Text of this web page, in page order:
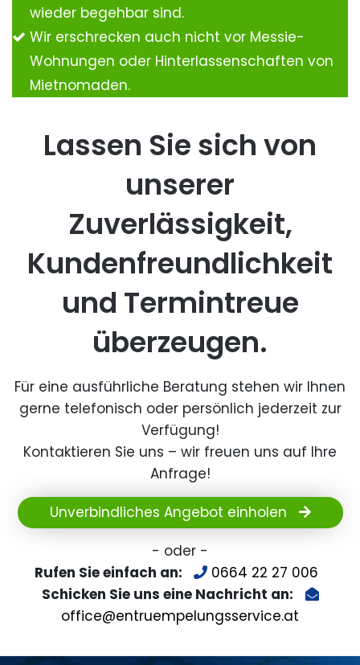
wieder begehbar sind.
Wir erschrecken auch nicht vor Messie-
Wohnungen oder Hinterlassenschaften von
Mietnomaden.
Lassen Sie sich von
unserer
Zuverlässigkeit,
Kundenfreundlichkeit
und Termintreue
überzeugen.
Für eine ausführliche Beratung stehen wir Ihnen
gerne telefonisch oder persönlich jederzeit zur
Verfügung!
Kontaktieren Sie uns – wir freuen uns auf Ihre
Anfrage!
Unverbindliches Angebot einholen
- oder -
Rufen Sie einfach an:
0664 22 27 006
Schicken Sie uns eine Nachricht an:
office@entruempelungsservice.at